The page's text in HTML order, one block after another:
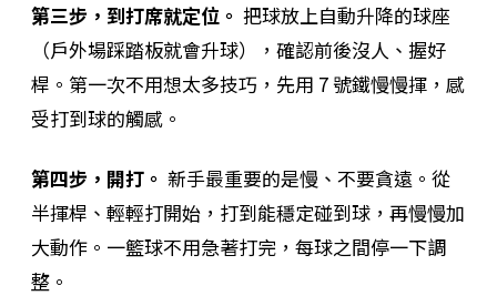
第三步，到打席就定位。 把球放上自動升降的球座
（戶外場踩踏板就會升球），確認前後沒人、握好
桿。第一次不用想太多技巧，先用 7 號鐵慢慢揮，感
受打到球的觸感。
第四步，開打。 新手最重要的是慢、不要貪遠。從
半揮桿、輕輕打開始，打到能穩定碰到球，再慢慢加
大動作。一籃球不用急著打完，每球之間停一下調
整。